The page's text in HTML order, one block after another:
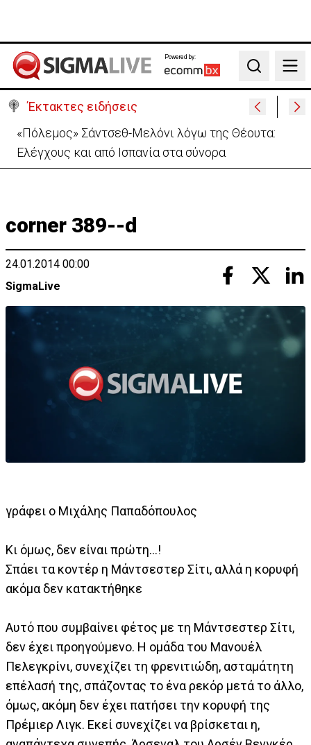
Powered by:
Search
Έκτακτες ειδήσεις
30 χρόνια από τις δολοφονίες Ισαάκ-Σολωμού-
Εκδήλωση μνήμης απόψε στο Παραλίμνι
corner 389--d
24.01.2014 00:00
SigmaLive
γράφει ο Μιχάλης Παπαδόπουλος
Κι όμως, δεν είναι πρώτη...!
Σπάει τα κοντέρ η Μάντσεστερ Σίτι, αλλά η κορυφή
ακόμα δεν κατακτήθηκε
Αυτό που συμβαίνει φέτος με τη Μάντσεστερ Σίτι,
δεν έχει προηγούμενο. Η ομάδα του Μανουέλ
Πελεγκρίνι, συνεχίζει τη φρενιτιώδη, ασταμάτητη
επέλασή της, σπάζοντας το ένα ρεκόρ μετά το άλλο,
όμως, ακόμη δεν έχει πατήσει την κορυφή της
Πρέμιερ Λιγκ. Εκεί συνεχίζει να βρίσκεται η,